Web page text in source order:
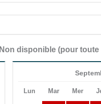
Non disponible (pour
Lun Mar Mer